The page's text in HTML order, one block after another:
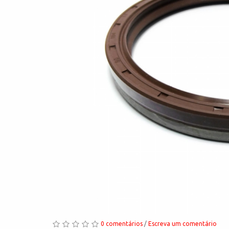
0 comentários / Escreva um comentário